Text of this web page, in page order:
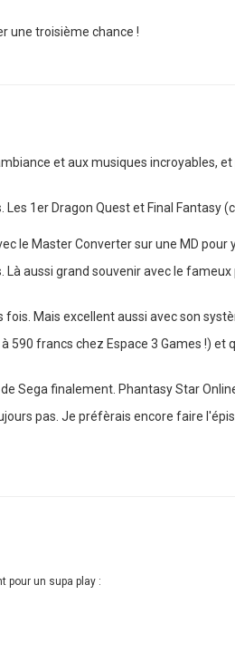
une troisième chance !
et aux musiques incroyables,
1er Dragon Quest et Final
le Master Converter sur une MD
aussi grand souvenir avec le
Mais excellent aussi avec son
590 francs chez Espace 3 Games !)
Sega finalement. Phantasy Star
pas. Je préfèrais encore faire
pour un supa play :